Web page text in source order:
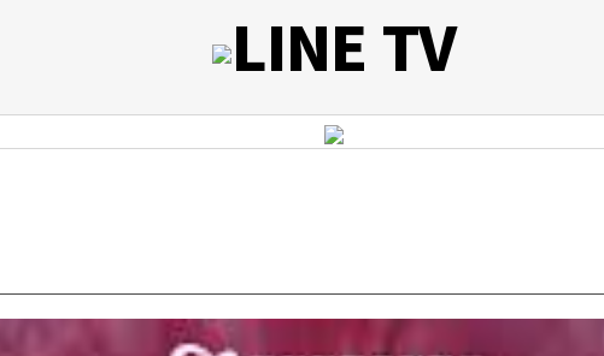
LINE TV